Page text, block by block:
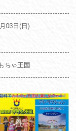
03日(日)
ちゃ王国